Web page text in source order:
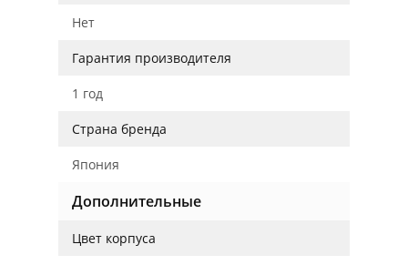
Нет
Гарантия производителя
1 год
Страна бренда
Япония
Дополнительные
Цвет корпуса